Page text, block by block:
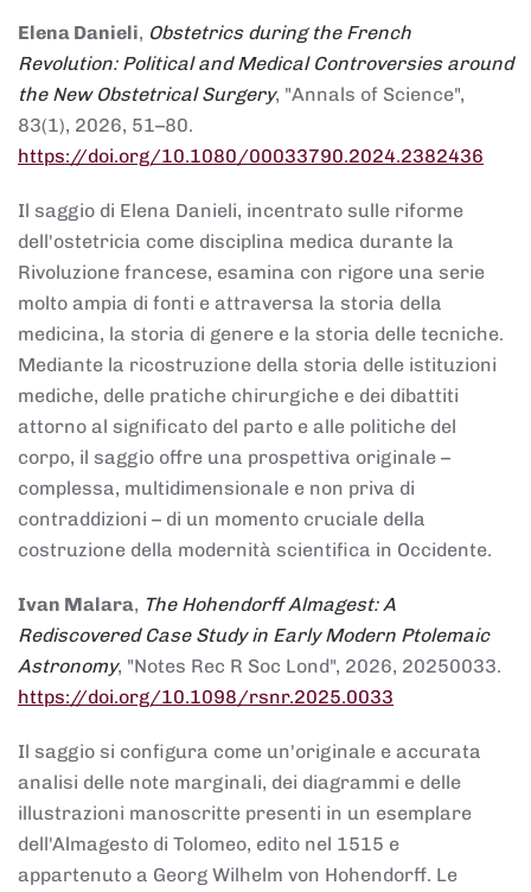
Elena Danieli, Obstetrics during the French
Revolution: Political and Medical Controversies around
the New Obstetrical Surgery, "Annals of Science",
83(1), 2026, 51–80.
https://doi.org/10.1080/00033790.2024.2382436
Il saggio di Elena Danieli, incentrato sulle riforme
dell'ostetricia come disciplina medica durante la
Rivoluzione francese, esamina con rigore una serie
molto ampia di fonti e attraversa la storia della
medicina, la storia di genere e la storia delle tecniche.
Mediante la ricostruzione della storia delle istituzioni
mediche, delle pratiche chirurgiche e dei dibattiti
attorno al significato del parto e alle politiche del
corpo, il saggio offre una prospettiva originale –
complessa, multidimensionale e non priva di
contraddizioni – di un momento cruciale della
costruzione della modernità scientifica in Occidente.
Ivan Malara, The Hohendorff Almagest: A
Rediscovered Case Study in Early Modern Ptolemaic
Astronomy, "Notes Rec R Soc Lond", 2026, 20250033.
https://doi.org/10.1098/rsnr.2025.0033
Il saggio si configura come un'originale e accurata
analisi delle note marginali, dei diagrammi e delle
illustrazioni manoscritte presenti in un esemplare
dell'Almagesto di Tolomeo, edito nel 1515 e
appartenuto a Georg Wilhelm von Hohendorff. Le